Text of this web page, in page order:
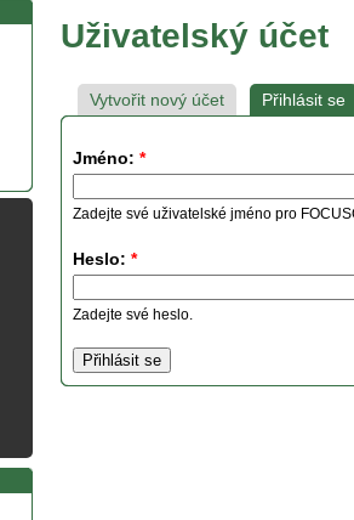
Uživatelský účet
Vytvořit nový účet Přihlásit se
Jméno: *
Zadejte své uživatelské jméno pro
Heslo: *
Zadejte své heslo.